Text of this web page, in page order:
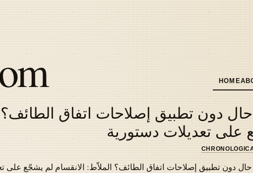
MAIN
HOME
دون تطبيق إصلاحات اتفاق الطائف؟
على تعديلات دستورية
حال دون تطبيق إصلاحات اتفاق الطائف؟ الملاّط: الانقسام لم يشجّع على